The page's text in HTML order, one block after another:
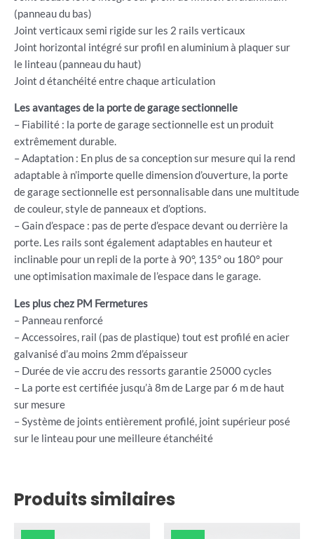
(panneau du bas)
Joint verticaux semi rigide sur les 2 rails verticaux
Joint horizontal intégré sur profil en aluminium à plaquer sur
le linteau (panneau du haut)
Joint d étanchéité entre chaque articulation
Les avantages de la porte de garage sectionnelle
– Fiabilité : la porte de garage sectionnelle est un produit
extrêmement durable.
– Adaptation : En plus de sa conception sur mesure qui la rend
adaptable à n’importe quelle dimension d’ouverture, la porte
de garage sectionnelle est personnalisable dans une multitude
de couleur, style de panneaux et d’options.
– Gain d’espace : pas de perte d’espace devant ou derrière la
porte. Les rails sont également adaptables en hauteur et
inclinable pour un repli de la porte à 90°, 135° ou 180° pour
une optimisation maximale de l’espace dans le garage.
Les plus chez PM Fermetures
– Panneau renforcé
– Accessoires, rail (pas de plastique) tout est profilé en acier
galvanisé d’au moins 2mm d’épaisseur
– Durée de vie accru des ressorts garantie 25000 cycles
– La porte est certifiée jusqu’à 8m de Large par 6 m de haut
sur mesure
– Système de joints entièrement profilé, joint supérieur posé
sur le linteau pour une meilleure étanchéité
Produits similaires